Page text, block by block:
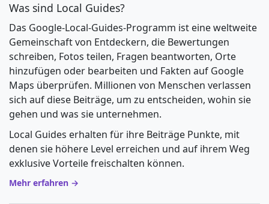
Was sind Local Guides?
Das Google-Local-Guides-Programm ist eine weltweite
Gemeinschaft von Entdeckern, die Bewertungen
schreiben, Fotos teilen, Fragen beantworten, Orte
hinzufügen oder bearbeiten und Fakten auf Google
Maps überprüfen. Millionen von Menschen verlassen
sich auf diese Beiträge, um zu entscheiden, wohin sie
gehen und was sie unternehmen.
Local Guides erhalten für ihre Beiträge Punkte, mit
denen sie höhere Level erreichen und auf ihrem Weg
exklusive Vorteile freischalten können.
Mehr erfahren →